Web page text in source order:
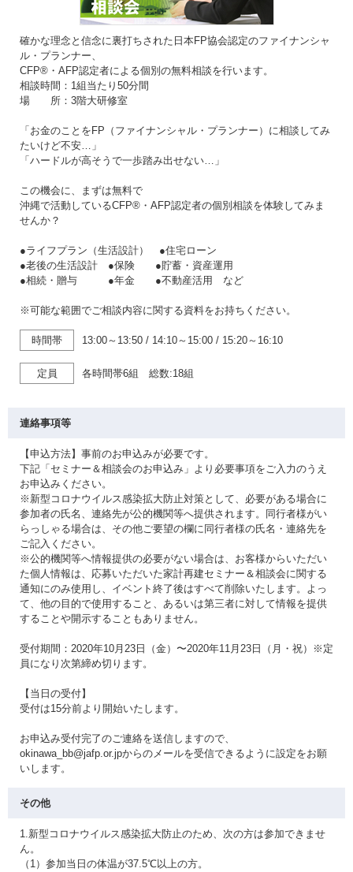
確かな理念と信念に裏打ちされた日本FP協会認定のファイナンシャ
ル・プランナー、
CFP®・AFP認定者による個別の無料相談を行います。
相談時間：1組当たり50分間
場 所：3階大研修室
「お金のことをFP（ファイナンシャル・プランナー）に相談してみ
たいけど不安…」
「ハードルが高そうで一歩踏み出せない…」
この機会に、まずは無料で
沖縄で活動しているCFP®・AFP認定者の個別相談を体験してみま
せんか？
●ライフプラン（生活設計） ●住宅ローン
●老後の生活設計 ●保険 ●貯蓄・資産運用
●相続・贈与 ●年金 ●不動産活用 など
※可能な範囲でご相談内容に関する資料をお持ちください。
時間帯 13:00～13:50 / 14:10～15:00 / 15:20～16:10
定員 各時間帯6組 総数:18組
連絡事項等
【申込方法】事前のお申込みが必要です。
下記「セミナー＆相談会のお申込み」より必要事項をご入力のうえ
お申込みください。
※新型コロナウイルス感染拡大防止対策として、必要がある場合に
参加者の氏名、連絡先が公的機関等へ提供されます。同行者様がい
らっしゃる場合は、その他ご要望の欄に同行者様の氏名・連絡先を
ご記入ください。
※公的機関等へ情報提供の必要がない場合は、お客様からいただい
た個人情報は、応募いただいた家計再建セミナー＆相談会に関する
通知にのみ使用し、イベント終了後はすべて削除いたします。よっ
て、他の目的で使用すること、あるいは第三者に対して情報を提供
することや開示することもありません。
受付期間：2020年10月23日（金）〜2020年11月23日（月・祝）※定
員になり次第締め切ります。
【当日の受付】
受付は15分前より開始いたします。
お申込み受付完了のご連絡を送信しますので、
okinawa_bb@jafp.or.jpからのメールを受信できるように設定をお願
いします。
その他
1.新型コロナウイルス感染拡大防止のため、次の方は参加できませ
ん。
（1）参加当日の体温が37.5℃以上の方。